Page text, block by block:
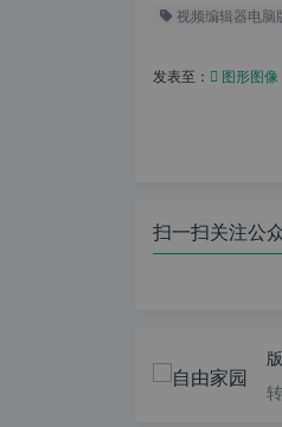
视频编辑器电脑
发表至： 图形图像
扫一扫关注公